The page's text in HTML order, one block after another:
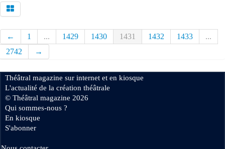
← 1 ... 1429 1430 1431 1432 1433
...
2742
→
Théâtral magazine sur internet et en kiosque
L'actualité de la création théâtrale
© Théâtral magazine 2026
Qui sommes-nous ?
En kiosque
S'abonner